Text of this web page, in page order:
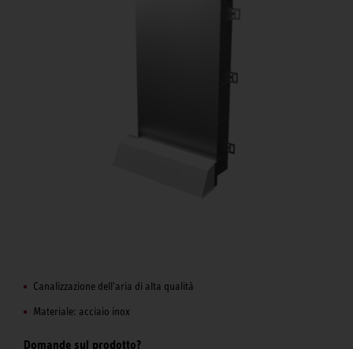
Canalizzazione dell'aria di alta qualità
Materiale: acciaio inox
Domande sul prodotto?